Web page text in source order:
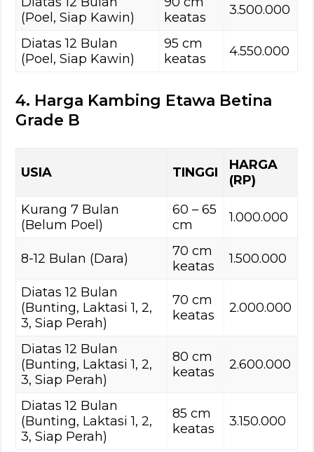
(Poel, Siap Kawin)
keatas
3.500.000
Diatas 12 Bulan
(Poel, Siap Kawin)
95 cm
keatas
4.550.000
4. Harga Kambing Etawa Betina
Grade B
USIA TINGGI
HARGA
(RP)
Kurang 7 Bulan
(Belum Poel)
60 – 65
cm
1.000.000
8-12 Bulan (Dara)
70 cm
keatas
1.500.000
Diatas 12 Bulan
(Bunting, Laktasi 1, 2,
3, Siap Perah)
70 cm
keatas
2.000.000
Diatas 12 Bulan
(Bunting, Laktasi 1, 2,
3, Siap Perah)
80 cm
keatas
2.600.000
Diatas 12 Bulan
(Bunting, Laktasi 1, 2,
3, Siap Perah)
85 cm
keatas
3.150.000